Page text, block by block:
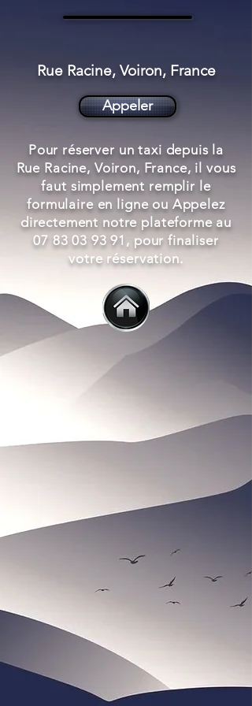
Rue Racine, Voiron, France
Appeler
Pour réserver un taxi depuis la
Rue Racine, Voiron, France, il vous
faut simplement remplir le
formulaire en ligne ou Appelez
directement notre plateforme au
07 83 03 93 91 , pour finaliser
votre réservation.